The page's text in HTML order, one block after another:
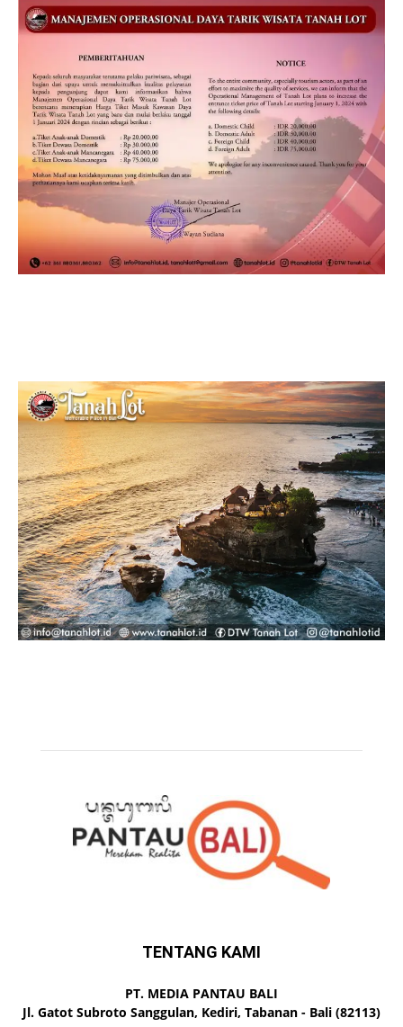
TENTANG KAMI
PT. MEDIA PANTAU BALI
Jl. Gatot Subroto Sanggulan, Kediri, Tabanan - Bali (82113)